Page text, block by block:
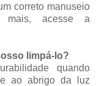
correto manuseio
mais, acesse a
limpá-lo?
quando
e ao abrigo da luz